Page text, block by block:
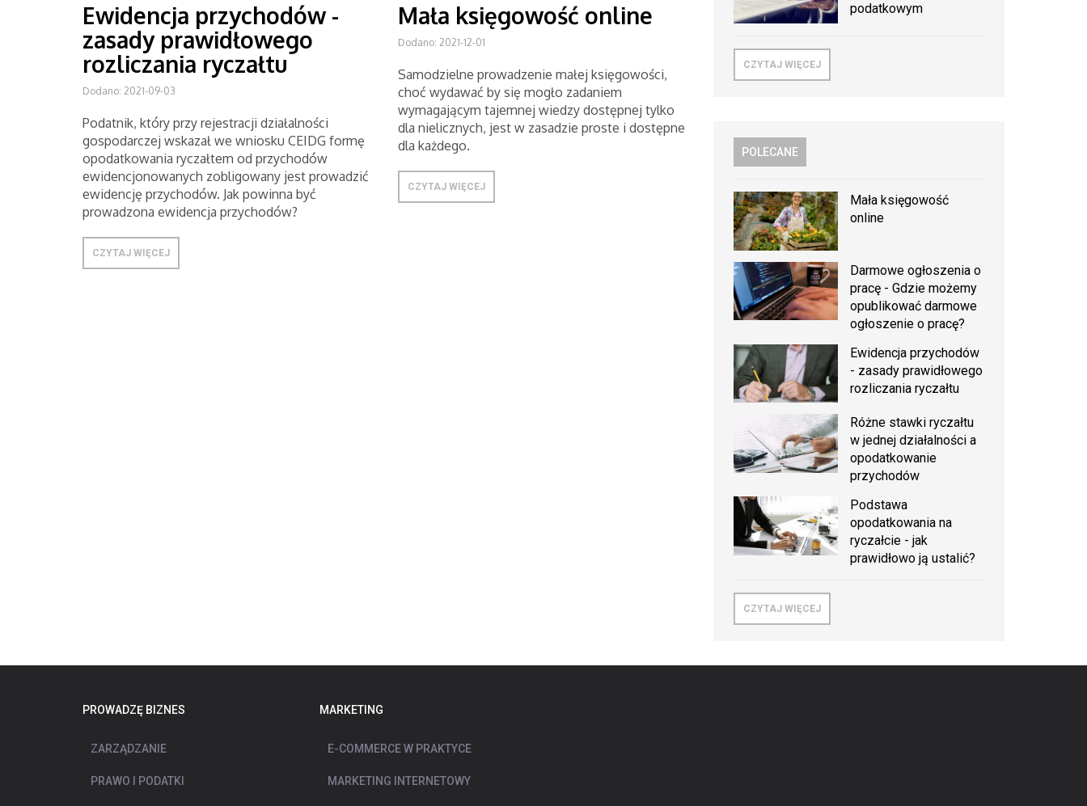
Ewidencja przychodów -
zasady prawidłowego
rozliczania ryczałtu
Dodano: 2021-09-03
Podatnik, który przy rejestracji działalności
gospodarczej wskazał we wniosku CEIDG formę
opodatkowania ryczałtem od przychodów
ewidencjonowanych zobligowany jest prowadzić
ewidencję przychodów. Jak powinna być
prowadzona ewidencja przychodów?
CZYTAJ WIĘCEJ
Mała księgowość online
Dodano: 2021-12-01
Samodzielne prowadzenie małej księgowości,
choć wydawać by się mogło zadaniem
wymagającym tajemnej wiedzy dostępnej tylko
dla nielicznych, jest w zasadzie proste i dostępne
dla każdego.
CZYTAJ WIĘCEJ
podatkowym
CZYTAJ WIĘCEJ
POLECANE
Mała księgowość
online
Darmowe ogłoszenia o
pracę - Gdzie możemy
opublikować darmowe
ogłoszenie o pracę?
Ewidencja przychodów
- zasady prawidłowego
rozliczania ryczałtu
Różne stawki ryczałtu
w jednej działalności a
opodatkowanie
przychodów
Podstawa
opodatkowania na
ryczałcie - jak
prawidłowo ją ustalić?
CZYTAJ WIĘCEJ
PROWADZĘ BIZNES
ZARZĄDZANIE
PRAWO I PODATKI
MARKETING
E-COMMERCE W PRAKTYCE
MARKETING INTERNETOWY